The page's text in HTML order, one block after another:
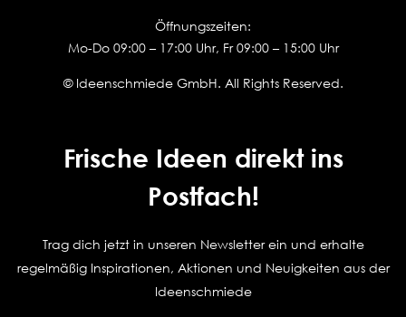
Öffnungszeiten:
Mo-Do 09:00 – 17:00 Uhr, Fr 09:00 – 15:00 Uhr
© Ideenschmiede GmbH. All Rights Reserved.
Frische Ideen direkt ins
Postfach!
Trag dich jetzt in unseren Newsletter ein und erhalte
regelmäßig Inspirationen, Aktionen und Neuigkeiten aus der
Ideenschmiede